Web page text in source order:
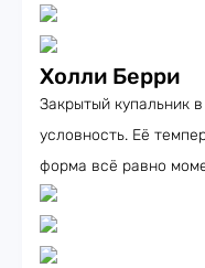
Холли Берри
Закрытый купальник
условность. Её
форма всё равно